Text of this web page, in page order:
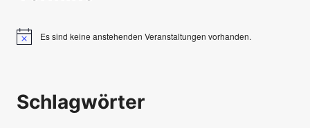
HinweisEs sind keine anstehenden Veranstaltungen vorhanden.
Schlagwörter